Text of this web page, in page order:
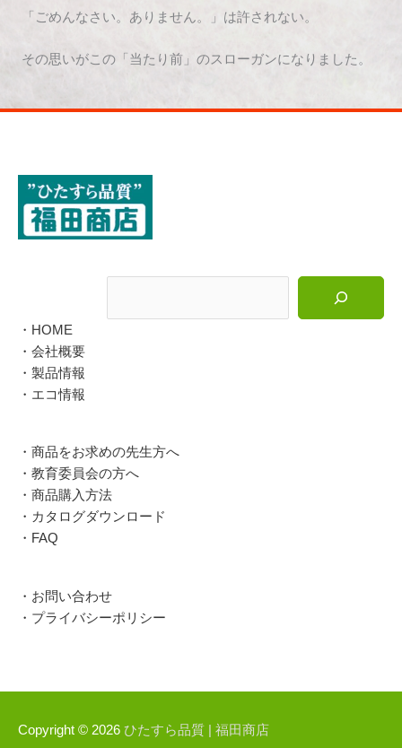
「ごめんなさい。ありません。」は許されない。
その思いがこの「当たり前」のスローガンになりました。
・HOME
・会社概要
・製品情報
・エコ情報
・商品をお求めの先生方へ
・教育委員会の方へ
・商品購入方法
・カタログダウンロード
・FAQ
・お問い合わせ
・プライバシーポリシー
Copyright © 2026 ひたすら品質 | 福田商店